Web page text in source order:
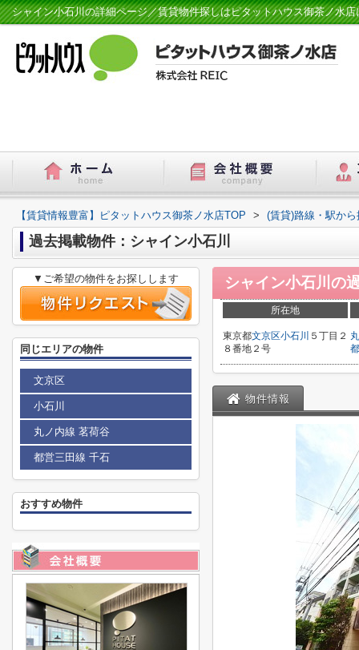
シャイン小石川の詳細ページ／賃貸物件探しはピタットハウス御茶ノ水店
【賃貸情報豊富】ピタットハウス御茶ノ水店TOP > (賃貸)路線・駅から
過去掲載物件：シャイン小石川
シャイン小石川 の
所在地
東京都文京区小石川 ５丁目２
８番地２号
物件情報
▼ご希望の物件をお探しします
同じエリアの物件
文京区
小石川
丸ノ内線 茗荷谷
都営三田線 千石
おすすめ物件